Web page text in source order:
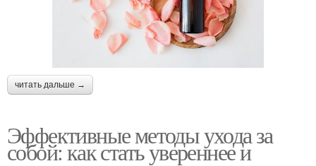
читать дальше →
Эффективные методы ухода за
собой: как стать увереннее и